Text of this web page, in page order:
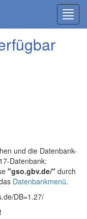
und die Datenbank-
Datenbank:
"gso.gbv.de/" durch
Datenbankmenü.
DB=1.27/